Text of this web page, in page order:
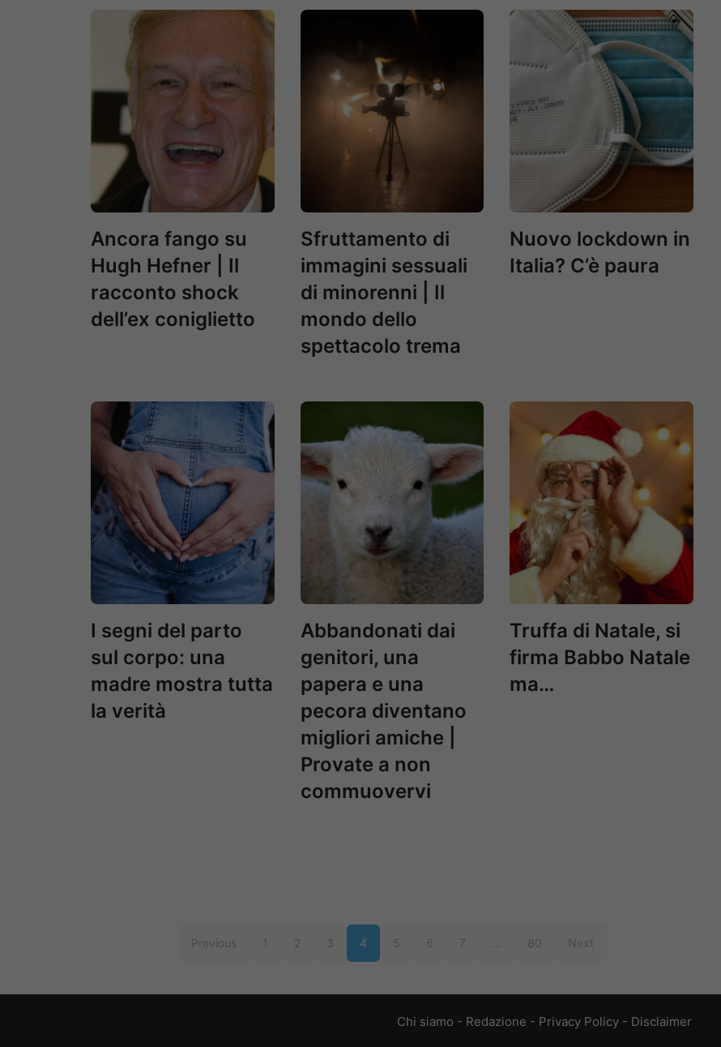
Ancora fango su
Hugh Hefner | Il
racconto shock
dell’ex coniglietto
Sfruttamento di
immagini sessuali
di minorenni | Il
mondo dello
spettacolo trema
Nuovo lockdown in
Italia? C’è paura
I segni del parto
sul corpo: una
madre mostra tutta
la verità
Abbandonati dai
genitori, una
papera e una
pecora diventano
migliori amiche |
Provate a non
commuovervi
Truffa di Natale, si
firma Babbo Natale
ma…
Previous 1 2 3 4 5 6 7 80 Next
Chi siamo - Redazione - Privacy Policy - Disclaimer